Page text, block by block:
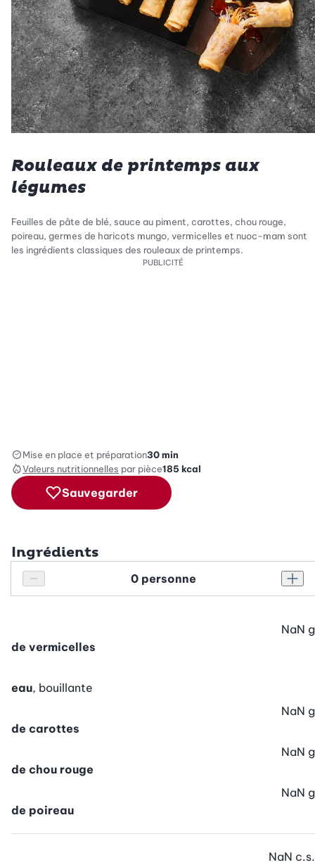
Rouleaux de printemps aux
légumes
Feuilles de pâte de blé, sauce au piment, carottes, chou rouge,
poireau, germes de haricots mungo, vermicelles et nuoc-mam sont
les ingrédients classiques des rouleaux de printemps.
PUBLICITÉ
Mise en place et préparation30 min
Valeurs nutritionnelles par pièce185 kcal
Sauvegarder
Ingrédients
Réduire le nombre de personnes
Personnes
de vermicelles
NaN g
eau, bouillante
de carottes
NaN g
de chou rouge
NaN g
de poireau
NaN g
NaN c.s.